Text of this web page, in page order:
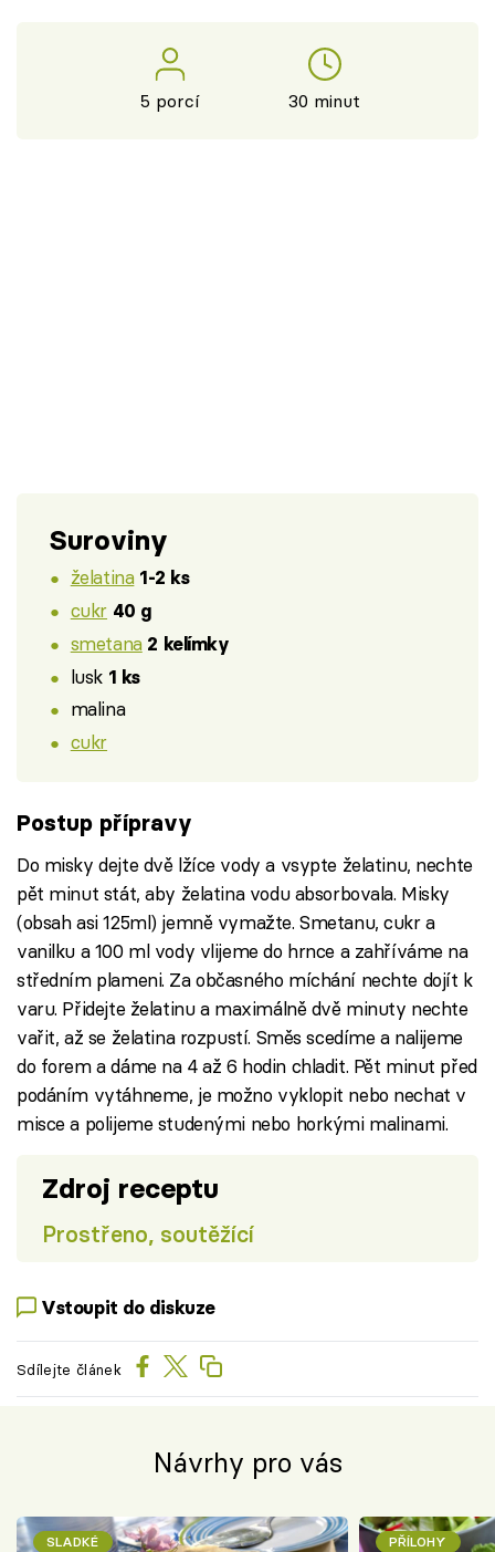
5 porcí 30 minut
Suroviny
želatina 1-2 ks
cukr 40 g
smetana 2 kelímky
lusk 1 ks
malina
cukr
Postup přípravy
Do misky dejte dvě lžíce vody a vsypte želatinu, nechte
pět minut stát, aby želatina vodu absorbovala. Misky
(obsah asi 125ml) jemně vymažte. Smetanu, cukr a
vanilku a 100 ml vody vlijeme do hrnce a zahříváme na
středním plameni. Za občasného míchání nechte dojít k
varu. Přidejte želatinu a maximálně dvě minuty nechte
vařit, až se želatina rozpustí. Směs scedíme a nalijeme
do forem a dáme na 4 až 6 hodin chladit. Pět minut před
podáním vytáhneme, je možno vyklopit nebo nechat v
misce a polijeme studenými nebo horkými malinami.
Zdroj receptu
Prostřeno, soutěžící
Vstoupit do diskuze
Sdílejte článek
Návrhy pro vás
SLADKÉ PŘÍLOHY